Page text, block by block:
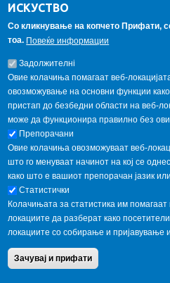
GALLERY
Copyright © 2013 Garnet All Rights
ИСКУСТВО
Со кликнување на копчето Прифати,
тоа. Повеќе информации
Задолжителнi
Овие колачиња помагаат веб-
овозможување на основни функции
пристап до безбедни области на веб-
може да функционира правилно без
Препорачани
Овие колачиња овозможуваат веб-
што го менуваат начинот на кој се
како што е вашиот препорачан јазик
Статистички
Колачињата за статистика им
локациите да разберат како
локациите со собирање и
Зачувај и прифати